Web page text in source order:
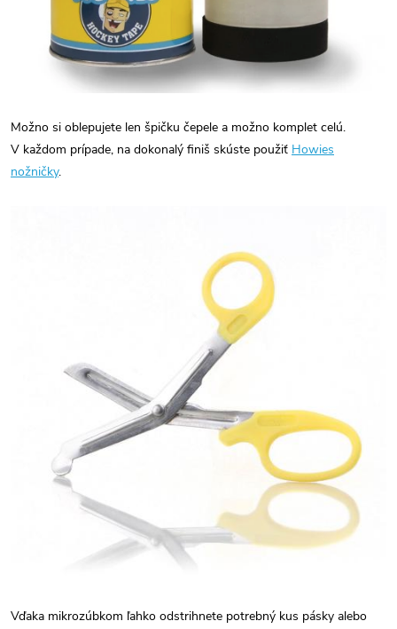
Možno si oblepujete len špičku čepele a možno komplet celú.
V každom prípade, na dokonalý finiš skúste použiť Howies
nožničky.
Vďaka mikrozúbkom ľahko odstrihnete potrebný kus pásky alebo